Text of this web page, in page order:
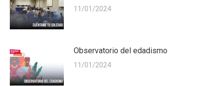
11/01/2024
Observatorio del edadismo
11/01/2024